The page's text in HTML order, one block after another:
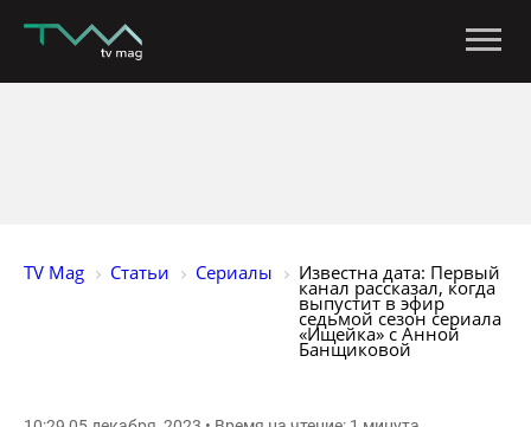
TV Mag Статьи Сериалы Известна дата: Первый
канал рассказал, когда
выпустит в эфир
седьмой сезон сериала
«Ищейка» с Анной
Банщиковой